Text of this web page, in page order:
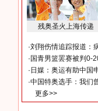
残奥圣火上海传递
·刘翔伤情追踪报道：
· 国青男篮罢赛被判0-
· 日媒：奥运有助中国
·中国特奥选手：我们
更多>>